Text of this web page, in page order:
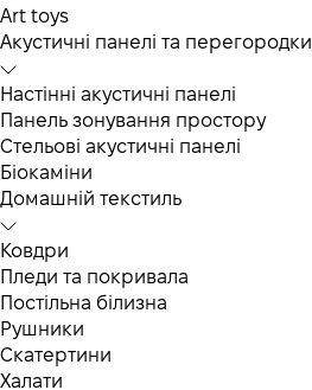
Art toys
Акустичні панелі та перегородки
Настінні акустичні панелі
Панель зонування простору
Стельові акустичні панелі
Біокаміни
Домашній текстиль
Ковдри
Пледи та покривала
Постільна білизна
Рушники
Скатертини
Халати